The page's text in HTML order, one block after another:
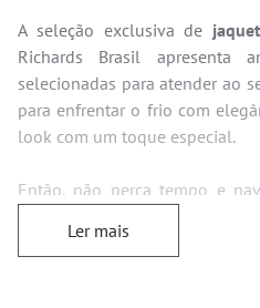
A seleção exclusiva de
Richards Brasil apresenta
selecionadas para atender ao
para enfrentar o frio com
look com um toque especial.
Então, não perca tempo e
condições imperdíveis e
Ler mais